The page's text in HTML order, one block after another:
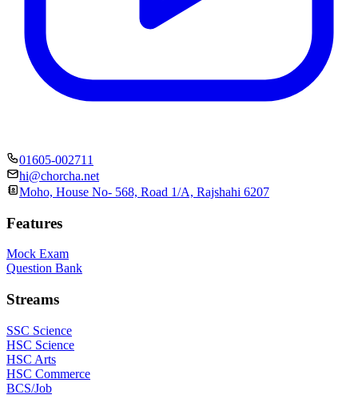
01605-002711
hi@chorcha.net
Moho, House No- 568, Road 1/A, Rajshahi 6207
Features
Mock Exam
Question Bank
Streams
SSC Science
HSC Science
HSC Arts
HSC Commerce
BCS/Job